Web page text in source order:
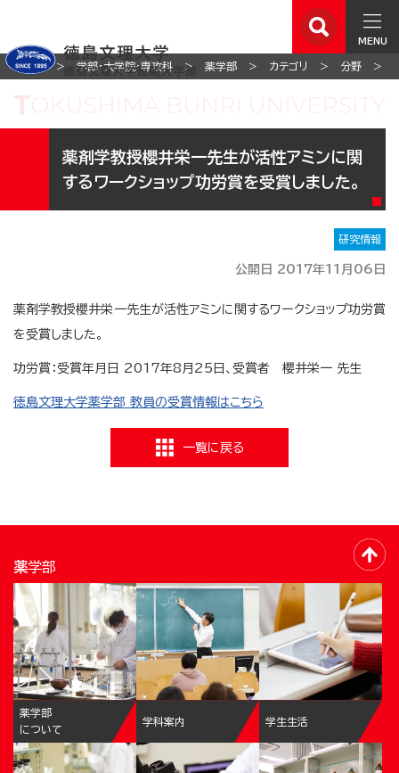
MENU
ホーム 学部・大学院・専攻科 薬学部 カテゴリ 分野
薬剤学教授櫻井栄一先生が活性アミンに関
するワークショップ功労賞を受賞しました。
研究情報
公開日 2017年11月06日
薬剤学教授櫻井栄一先生が活性アミンに関するワークショップ功労賞
を受賞しました。
功労賞：受賞年月日 2017年8月25日、受賞者 櫻井栄一 先生
徳島文理大学薬学部 教員の受賞情報はこちら
一覧に戻る
薬学部
薬学部
について
学科案内 学生生活